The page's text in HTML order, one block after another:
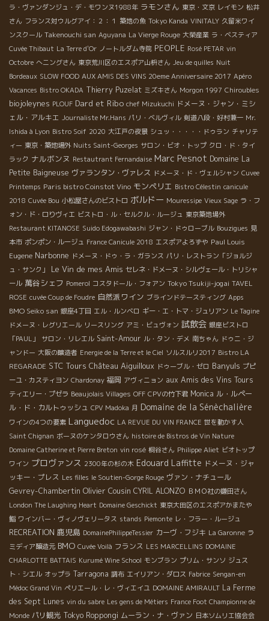
ラ・ヴァンダンジュ・デ・モワンヌ1988年 ラモンさん 東京・文京 レイモン 松井
さん フランス対ウルグアイ：２：１ 築地の魚 Tokyo Kanda VINITALY 久留米ワイ
ンスクール Takenouchi san Aguyana La Vierge Rouge 大榮産業 ラ・ベスティア
Cuvée Thibaut La Terre d'Or ノートルダム寺院 PEOPLE Rosé PETAR vin
Octobre へニングさん 東京荒川区のエスポア山枡さん Jeu de quilles Nuit
Bordeaux SLOW FOOD AUX AMIS DES VINS 20eme Anniversaire 2017 Apéro
Vacances Bistro OKADA Thierry Puzelat ミズキさん Morgon 1997 Chiroubles
biojoleynes PLOUF Dard et Ribo chef Mizukuchi ドメーヌ・ジャン・ミシ
ェル・アルキエ Journaliste Mr.Hans パリ・ベルヴィル 剣道八段・好村兼一 Mr.
Ishida à Lyon Bistro Soif 2020 大江戸の夜景 シュッ・・・・・ドゥラン チャリテ
ィー 東京・築地場外 Nuits Saint-Georges サロン・ビオ・トップ クロ・ド・タイ
ラック ナルボンヌ Restautrant Fernandaise Marc Pesnot Domaine La
Petite Baigneuse ヴァランタン・ヴァレス ドメーヌ・ド・ヴェルシャン Cuvee
Printemps Paris bistro Coinstot Vino モンペリエ Bistro Célestin canicule
2018 Cuvée Bou 小松屋さんのビストロ ボルドー Mouressipe Vieux Sage ラ・フ
ォン・ド・ロりヴィエ ビストロ・ル・セルクル・ルージュ 東京築地場外
Restaurant KITANOSE Suido Edogawabashi ジャン・ドゥローブル Bouzigues 見
本市 ポンポン・ルージュ France Canicule 2018 エスポアよろずや Paul Louis
Eugene Narbonne ドメーヌ・ドゥ・ラ・ガランス パリ・レストラン「ジョルジ
ュ・サンク」
Le Vin de mes Amis セレネ・ドメーヌ・シルヴェール・トリシャ
ール 萬谷シェフ Pomerol コスタドール・フォアン Tokyo Tsukiji-jogai TAVEL
ROSE cuvée Coup de Foudre 自然派ワイン ブラインドテースティング Apps
BMO Seiko san 銀座4丁目 エル・ルンベロ ギー・エ・トマ・ジュリアン Le Tagine
ドメーヌ・レグリエール リースリング アミ・ビュヴォン 試飲会 銀座ビストロ
「PAUL」
サロン・リレエル Saint-Amour ル・タン・デメ 南ちゃん ドゥニ・ジ
ャンドー 大阪の醸造者 Energie de la Terre et le Ciel ソルスルリ2017 Bistro LA
REGARADE STC Tours Château Aiguilloux ドゥーブル・ゼロ Banyuls プピ
ーユ・カスティヨン Chardonay 福岡 アヴィニョン aux Amis des Vins Tours
ティエリー・プゼラ Beaujolais Villages OFF CPVの竹下君 Monica ル・ルペー
ル・ド・カルトゥッシュ CPV Madoka 月 Domaine de la Sénèchalière
ワインの4つの要素 Languedoc LA REVUE DU VIN FRANCE 世を動かす人
Saint Chignan ボーヌのケンタロウさん histoire de Bistros de Vin Nature
Domaine Catherine et Pierre Breton vin rosé 桐谷さん Philippe Aliet ビオトップ
ワイン プロヴァンス 2300年の杉の木 Edouard Laffitte ドメーヌ・ジャ
ッキー・プレス Les filles le Soutien-Gorge Rouge ヴァン・ナチュール
Gevrey-Chambertin Olivier Cousin CYRIL ALONZO ＢＭＯ社の鎌田さん
London The Laughing Heart Domaine Geschickt 東京大田区のエスポアかまたや
鮨 ワインバー・ヴィノヴェリータス stands Piemonte レ・フラー・ルージュ
RECREATION 鹿児島 DomainePhilippeTessier カーヴ・フジキ La Garonne ラ
ミディア醸造元 BMO Cuvée Voilà フランス LES MARCELLINS DOMAINE
CHARLOTTE BATTAIS Kurumé Wine School モンブラン プリム・サンソ ジュス
ト・シエル オップラ Tarragona 調布 エイリアン・ダロス Fabrice Sengan-en
Médoc Grand Vin ペリエール・レ・ヴィエイユ DOMAINE AMIRAULT La Ferme
des Sept Lunes vin du sabre Les gens de Métiers France Foot Championne de
Monde パリ観光 Tokyo Roppongi ムーラン・ナ・ヴァン 日本ソムリエ協会会